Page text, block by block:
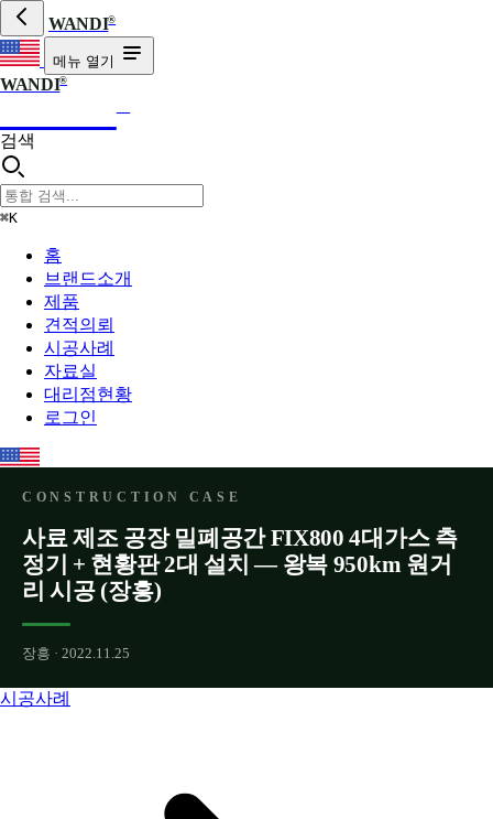
WANDI®
메뉴 열기
WANDI®
WANDI
검색
⌘K
홈
브랜드소개
제품
견적의뢰
시공사례
자료실
대리점현황
로그인
CONSTRUCTION CASE
사료 제조 공장 밀폐공간 FIX800 4대가스 측
정기 + 현황판 2대 설치 — 왕복 950km 원거
리 시공 (장흥)
장흥 · 2022.11.25
시공사례